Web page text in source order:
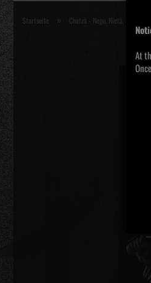
At
Startseite » Chotzä - Negu, Nietä,